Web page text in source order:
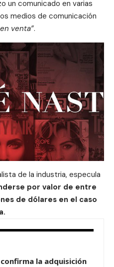
un comunicado en varias
medios de comunicación
venta”.
de la industria, especula
por valor de entre
de dólares en el caso
la adquisición